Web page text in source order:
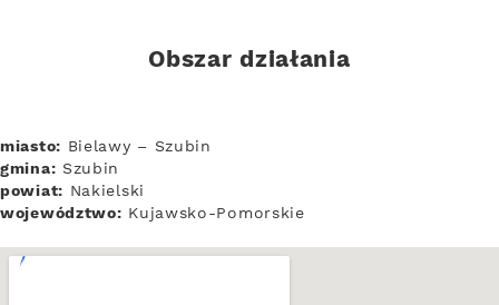
Obszar działania
miasto: Bielawy – Szubin
gmina: Szubin
powiat: Nakielski
województwo: Kujawsko-Pomorskie